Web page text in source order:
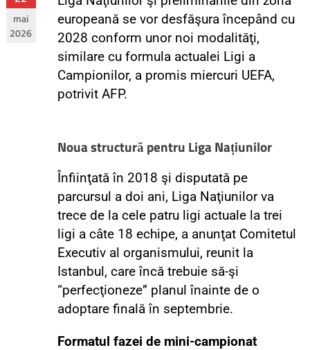
mai
2026
europeană se vor desfăşura începând cu
2028 conform unor noi modalităţi,
similare cu formula actualei Ligi a
Campionilor, a promis miercuri UEFA,
potrivit AFP.
Noua structură pentru Liga Națiunilor
Înfiinţată în 2018 şi disputată pe
parcursul a doi ani, Liga Naţiunilor va
trece de la cele patru ligi actuale la trei
ligi a câte 18 echipe, a anunţat Comitetul
Executiv al organismului, reunit la
Istanbul, care încă trebuie să-şi
“perfecţioneze” planul înainte de o
adoptare finală în septembrie.
Formatul fazei de mini-campionat